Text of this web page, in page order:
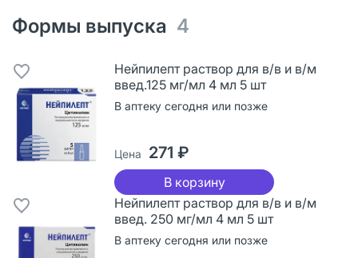
Формы выпуска 4
Нейпилепт раствор для в/в и в/м
введ.125 мг/мл 4 мл 5 шт
В аптеку сегодня или позже
Цена 271 ₽
В корзину
Нейпилепт раствор для в/в и в/м
введ. 250 мг/мл 4 мл 5 шт
В аптеку сегодня или позже